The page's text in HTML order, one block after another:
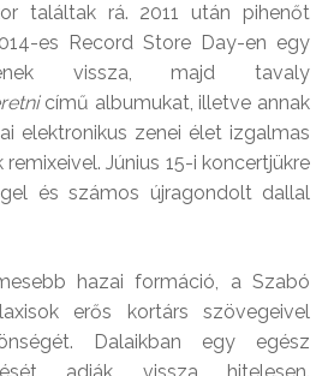
találtak rá. 2011 után pihenőt
es Record Store Day-en egy
vissza, majd tavaly
című albumukat, illetve annak
elektronikus zenei élet izgalmas
Június 15-i koncertjükre
és számos újragondolt dallal
hazai formáció, a Szabó
erős kortárs szövegeivel
Dalaikban egy egész